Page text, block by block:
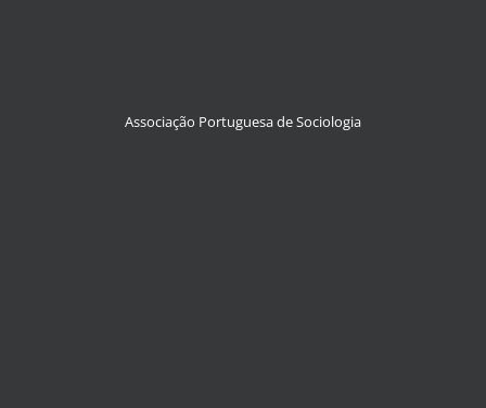
Associação Portuguesa de Sociologia